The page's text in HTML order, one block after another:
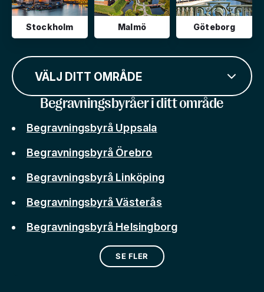
Stockholm Malmö Göteborg
VÄLJ DITT OMRÅDE
Begravningsbyråer i ditt område
Begravningsbyrå Uppsala
Begravningsbyrå Örebro
Begravningsbyrå Linköping
Begravningsbyrå Västerås
Begravningsbyrå Helsingborg
SE FLER